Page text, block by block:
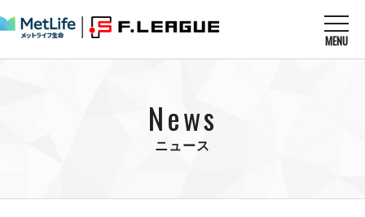
MENU
U-23選抜
MATCHESNews
ニュース